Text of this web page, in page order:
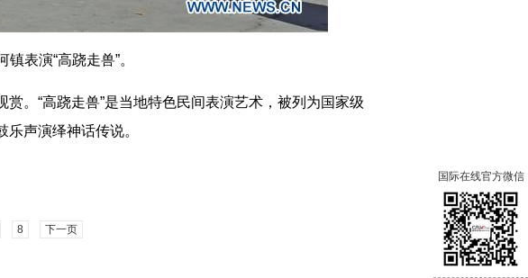
表演“高跷走兽”。
。“高跷走兽”是当地特色民间表演艺术，被列为国家级
声演绎神话传说。
8 下一页
国际在线官方微信